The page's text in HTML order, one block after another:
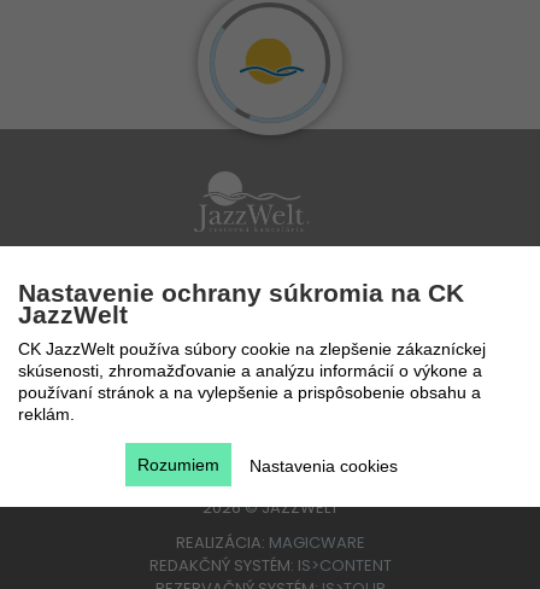
Po - Pi 9 - 17 hod
0850 777 888
2026©JAZZWELT
REALIZÁCIA: MAGICWARE
REDAKČNÝ SYSTÉM: IS>CONTENT
Nastavenie ochrany súkromia na CK
JazzWelt
CK JazzWelt používa súbory cookie na zlepšenie zákazníckej
skúsenosti, zhromažďovanie a analýzu informácií o výkone a
používaní stránok a na vylepšenie a prispôsobenie obsahu a
reklám.
Nastavenia cookies
Rozumiem